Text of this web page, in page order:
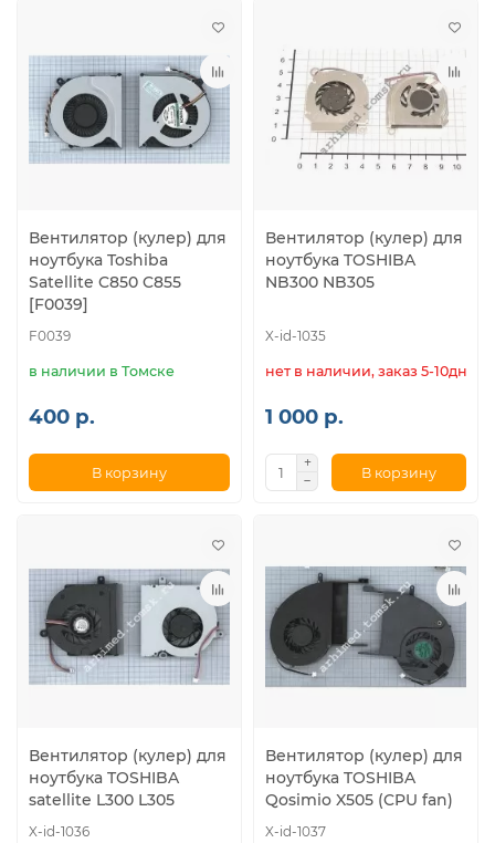
Вентилятор (кулер) для
ноутбука Toshiba
Satellite C850 C855
[F0039]
F0039
в наличии в Томске
400 р.
В корзину
Вентилятор (кулер) для
ноутбука TOSHIBA
NB300 NB305
X-id-1035
нет в наличии, заказ 5-10дн.
1 000 р.
В корзину
Вентилятор (кулер) для
ноутбука TOSHIBA
satellite L300 L305
X-id-1036
Вентилятор (кулер) для
ноутбука TOSHIBA
Qosimio X505 (CPU fan)
X-id-1037